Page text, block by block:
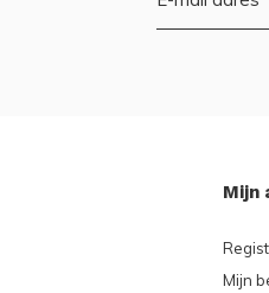
Mijn
Mijn